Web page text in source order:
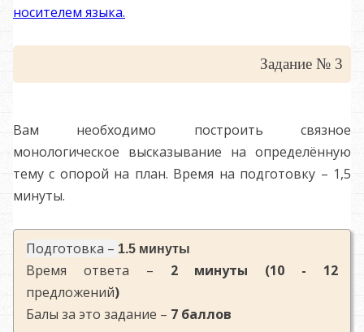
носителем языка.
Задание № 3
Вам необходимо построить связное
монологическое высказывание на определённую
тему с опорой на план. Время на подготовку – 1,5
минуты.
Подготовка – 1.5 минуты
Время ответа – 2 минуты (10 - 12
предложений)
Балы за это задание – 7 баллов